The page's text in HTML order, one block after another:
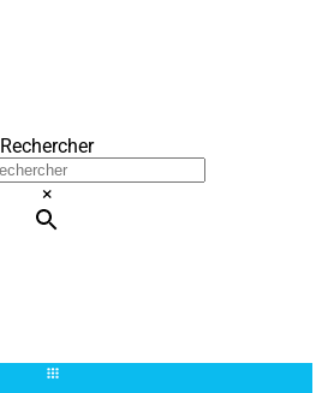
Rechercher
×